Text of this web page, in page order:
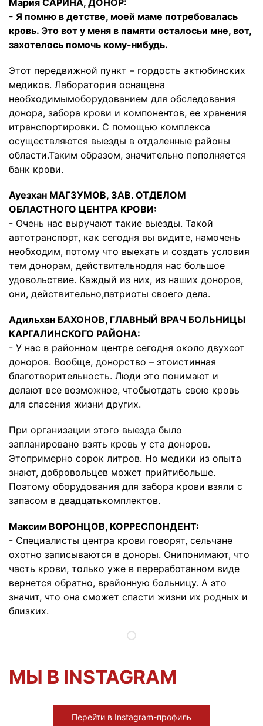
Мария САРИНА, ДОНОР:
- Я помню в детстве, моей маме потребовалась
кровь. Это вот у меня в памяти осталосьи мне, вот,
захотелось помочь кому-нибудь.
Этот передвижной пункт – гордость актюбинских
медиков. Лаборатория оснащена
необходимымоборудованием для обследования
донора, забора крови и компонентов, ее хранения
итранспортировки. С помощью комплекса
осуществляются выезды в отдаленные районы
области.Таким образом, значительно пополняется
банк крови.
Ауезхан МАГЗУМОВ, ЗАВ. ОТДЕЛОМ
ОБЛАСТНОГО ЦЕНТРА КРОВИ:
- Очень нас выручают такие выезды. Такой
автотранспорт, как сегодня вы видите, намочень
необходим, потому что выехать и создать условия
тем донорам, действительнодля нас большое
удовольствие. Каждый из них, из наших доноров,
они, действительно,патриоты своего дела.
Адильхан БАХОНОВ, ГЛАВНЫЙ ВРАЧ БОЛЬНИЦЫ
КАРГАЛИНСКОГО РАЙОНА:
- У нас в районном центре сегодня около двухсот
доноров. Вообще, донорство – этоистинная
благотворительность. Люди это понимают и
делают все возможное, чтобыотдать свою кровь
для спасения жизни других.
При организации этого выезда было
запланировано взять кровь у ста доноров.
Этопримерно сорок литров. Но медики из опыта
знают, добровольцев может прийтибольше.
Поэтому оборудования для забора крови взяли с
запасом в двадцатькомплектов.
Максим ВОРОНЦОВ, КОРРЕСПОНДЕНТ:
- Специалисты центра крови говорят, сельчане
охотно записываются в доноры. Онипонимают, что
часть крови, только уже в переработанном виде
вернется обратно, врайонную больницу. А это
значит, что она сможет спасти жизни их родных и
близких.
МЫ В INSTAGRAM
Перейти в Instagram-профиль